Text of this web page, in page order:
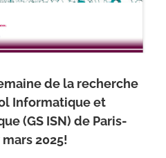
de la recherche
Informatique et
(GS ISN) de Paris-
2025!